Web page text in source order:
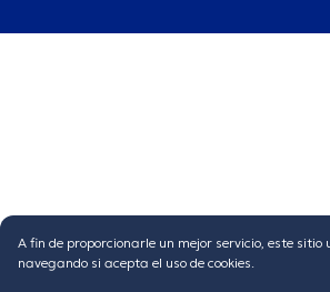
A fin de proporcionarle un mejor servicio, este sitio
navegando si acepta el uso de cookies.